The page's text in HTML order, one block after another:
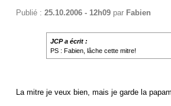
Publié : 25.10.2006 - 12h09par Fabien
JCP a écrit :
PS : Fabien, lâche cette mitre!
La mitre je veux bien, mais je garde la